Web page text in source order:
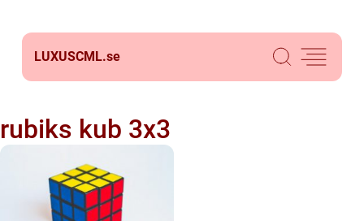
LUXUSCML.se
rubiks kub 3x3